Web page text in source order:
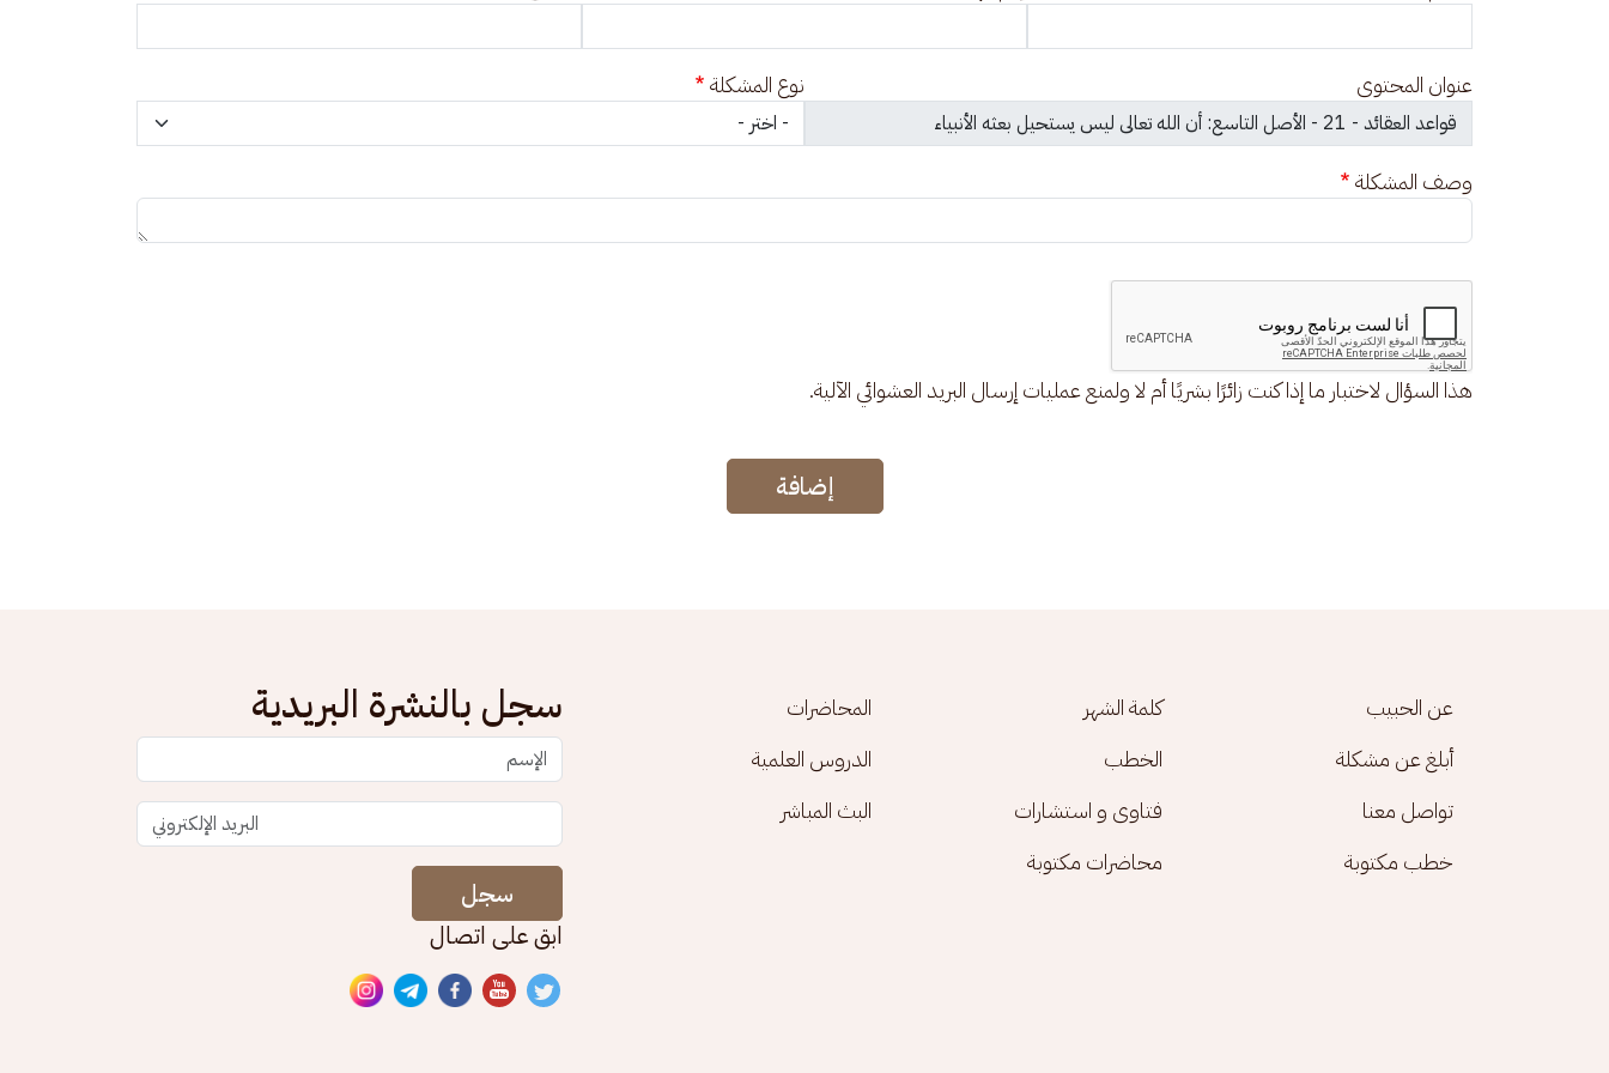
عنوان المحتوى نوع المشكلة
وصف المشكلة
هذا السؤال لاختبار ما إذا كنت زائرًا بشريًا أم لا ولمنع عمليات إرسال البريد العشوائي الآلية.
إضافة
Footer menu
عن الحبيب كلمة الشهر
المحاضرات
أبلغ عن مشكلة
الخطب
الدروس العلمية
تواصل معنا
فتاوى و استشارات
البث المباشر
خطب مكتوبة
محاضرات مكتوبة
سجل بالنشرة البريدية
سجل
ابق على اتصال